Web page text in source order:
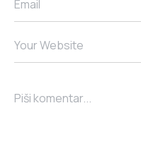
Email
Your Website
Piši komentar...